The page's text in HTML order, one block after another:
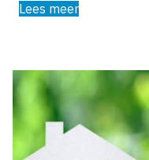
Lees meer